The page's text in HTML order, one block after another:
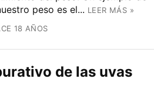
peso es el... LEER MÁS »
18 AÑOS
de las uvas